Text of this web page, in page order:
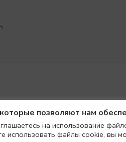
позволяют нам
на использование
использовать файлы cookie, вы